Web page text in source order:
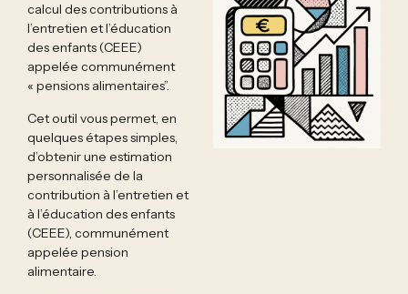
calcul des contributions à
l’entretien et l’éducation
des enfants (CEEE)
appelée communément
« pensions alimentaires”.
Cet outil vous permet, en
quelques étapes simples,
d’obtenir une estimation
personnalisée de la
contribution à l’entretien et
à l’éducation des enfants
(CEEE), communément
appelée pension
alimentaire.